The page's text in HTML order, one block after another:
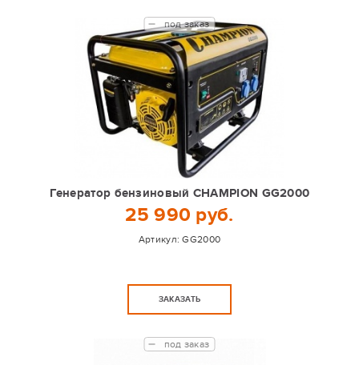
Генератор бензиновый CHAMPION GG2000
25 990 руб.
Артикул:GG2000
под заказ
ЗАКАЗАТЬ
под заказ